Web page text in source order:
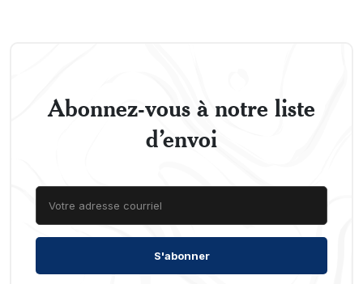
Abonnez-vous à notre liste
d’envoi